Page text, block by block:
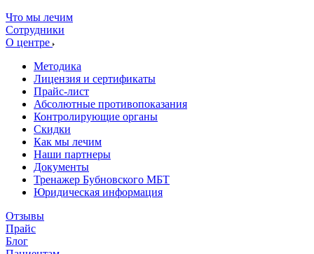
Что мы лечим
Сотрудники
О центре
Методика
Лицензия и сертификаты
Прайс-лист
Абсолютные противопоказания
Контролирующие органы
Скидки
Как мы лечим
Наши партнеры
Документы
Тренажер Бубновского МБТ
Юридическая информация
Отзывы
Прайс
Блог